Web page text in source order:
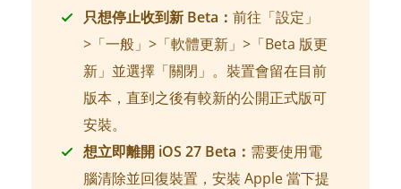
只想停止收到新 Beta： 前往「設定」
>「一般」>「軟體更新」>「Beta 版更
新」並選擇「關閉」。裝置會留在目前
版本，直到之後有較新的公開正式版可
安裝。
想立即離開 iOS 27 Beta： 需要使用電
腦清除並回復裝置，安裝 Apple 當下提